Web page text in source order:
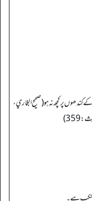
پر کچھ نہ ہو (صحیح البخاري،